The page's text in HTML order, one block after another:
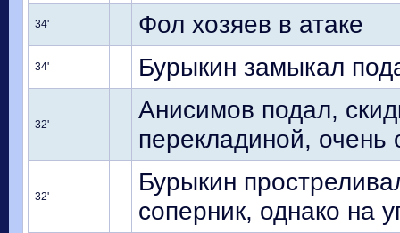
34' Фол хозяев в атаке
34' Бурыкин замыкал
32'
Анисимов подал,
перекладиной, очень
32'
Бурыкин
соперник, однако на